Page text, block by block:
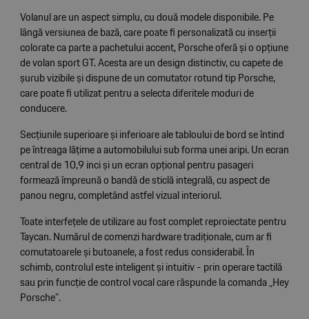
Volanul are un aspect simplu, cu două modele disponibile. Pe
lângă versiunea de bază, care poate fi personalizată cu inserții
colorate ca parte a pachetului accent, Porsche oferă și o opțiune
de volan sport GT. Acesta are un design distinctiv, cu capete de
șurub vizibile și dispune de un comutator rotund tip Porsche,
care poate fi utilizat pentru a selecta diferitele moduri de
conducere.
Secțiunile superioare și inferioare ale tabloului de bord se întind
pe întreaga lățime a automobilului sub forma unei aripi. Un ecran
central de 10,9 inci și un ecran opțional pentru pasageri
formează împreună o bandă de sticlă integrală, cu aspect de
panou negru, completând astfel vizual interiorul.
Toate interfețele de utilizare au fost complet reproiectate pentru
Taycan. Numărul de comenzi hardware tradiționale, cum ar fi
comutatoarele și butoanele, a fost redus considerabil. În
schimb, controlul este inteligent și intuitiv - prin operare tactilă
sau prin funcție de control vocal care răspunde la comanda „Hey
Porsche”.